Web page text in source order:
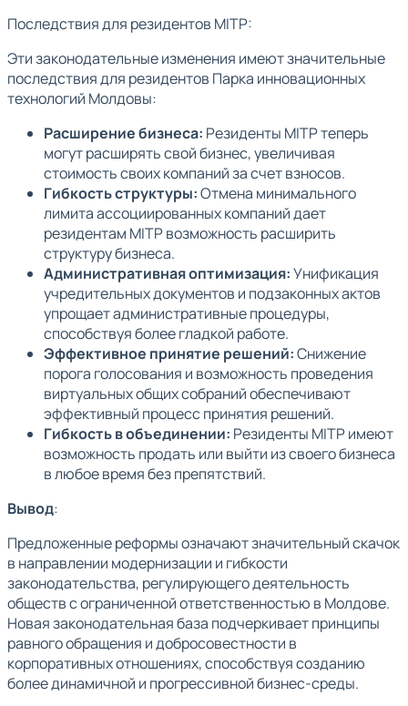
Последствия для резидентов MITP:
Эти законодательные изменения имеют значительные
последствия для резидентов Парка инновационных
технологий Молдовы:
Расширение бизнеса: Резиденты MITP теперь
могут расширять свой бизнес, увеличивая
стоимость своих компаний за счет взносов.
Гибкость структуры:Отмена минимального
лимита ассоциированных компаний дает
резидентам MITP возможность расширить
структуру бизнеса.
Административная оптимизация:Унификация
учредительных документов и подзаконных актов
упрощает административные процедуры,
способствуя более гладкой работе.
Эффективное принятие решений:Снижение
порога голосования и возможность проведения
виртуальных общих собраний обеспечивают
эффективный процесс принятия решений.
Гибкость в объединении: Резиденты MITP имеют
возможность продать или выйти из своего бизнеса
в любое время без препятствий.
Вывод:
Предложенные реформы означают значительный скачок
в направлении модернизации и гибкости
законодательства, регулирующего деятельность
обществ с ограниченной ответственностью в Молдове.
Новая законодательная база подчеркивает принципы
равного обращения и добросовестности в
корпоративных отношениях, способствуя созданию
более динамичной и прогрессивной бизнес-среды.